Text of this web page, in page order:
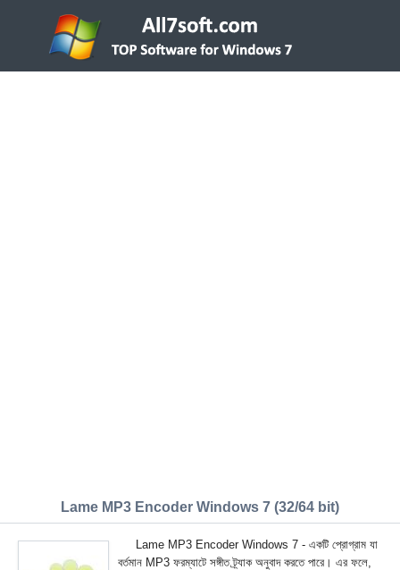
Lame MP3 Encoder Windows 7 (32/64 bit)
Lame MP3 Encoder Windows 7 - একটি প্রোগ্রাম যা
বর্তমান MP3 ফরম্যাটে সঙ্গীত ট্র্যাক অনুবাদ করতে পারে। এর ফলে,